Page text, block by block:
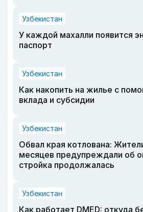
Узбекистан
У каждой махалли появится
паспорт
Узбекистан
Как накопить на жилье с
вклада и субсидии
Узбекистан
Обвал края котлована:
месяцев предупреждали об
стройка продолжалась
Узбекистан
Как работает DMED: откуда